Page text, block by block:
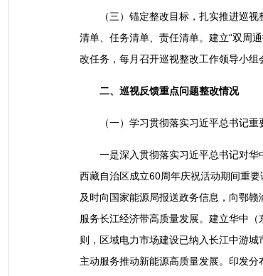
（三）锚定整改目标，扎实推进巡
清单、任务清单、责任清单。建立“双周
改任务，每月召开巡视整改工作领导小组
二、巡视反馈重点问题整改情况
（一）学习贯彻落实习近平总书记
一是深入贯彻落实习近平总书记对
西藏自治区成立60周年庆祝活动期间重要
及时向国家能源局报送政务信息，向鄂
服务长江经济带高质量发展。建立华中
则，区域电力市场建设已纳入长江中游
主动服务推动新能源高质量发展。印发